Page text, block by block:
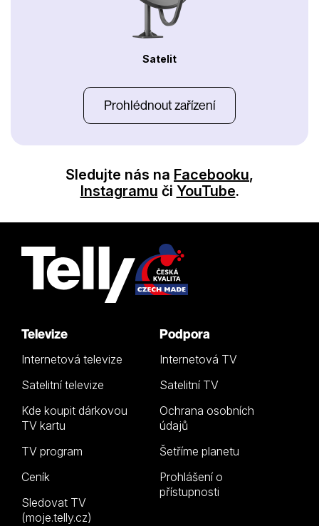
Satelit
Prohlédnout zařízení
Sledujte nás na Facebooku,
Instagramu či YouTube.
Televize
Internetová televize
Satelitní televize
Kde koupit dárkovou
TV kartu
TV program
Ceník
Sledovat TV
(moje.telly.cz)
Podpora
Internetová TV
Satelitní TV
Ochrana osobních
údajů
Šetříme planetu
Prohlášení o
přístupnosti